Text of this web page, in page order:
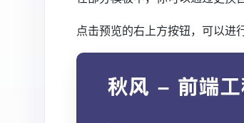
点击预览的右上方按钮，可以进